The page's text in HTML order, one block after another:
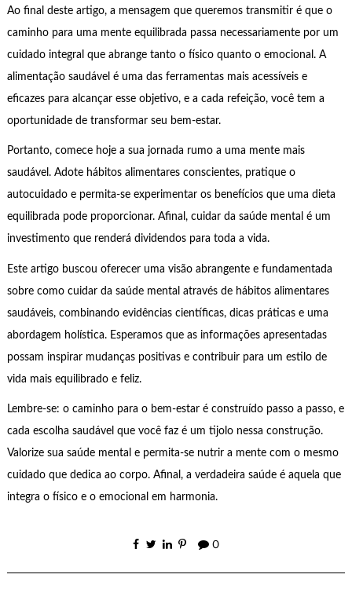
Ao final deste artigo, a mensagem que queremos transmitir é que o
caminho para uma mente equilibrada passa necessariamente por um
cuidado integral que abrange tanto o físico quanto o emocional. A
alimentação saudável é uma das ferramentas mais acessíveis e
eficazes para alcançar esse objetivo, e a cada refeição, você tem a
oportunidade de transformar seu bem-estar.
Portanto, comece hoje a sua jornada rumo a uma mente mais
saudável. Adote hábitos alimentares conscientes, pratique o
autocuidado e permita-se experimentar os benefícios que uma dieta
equilibrada pode proporcionar. Afinal, cuidar da saúde mental é um
investimento que renderá dividendos para toda a vida.
Este artigo buscou oferecer uma visão abrangente e fundamentada
sobre como cuidar da saúde mental através de hábitos alimentares
saudáveis, combinando evidências científicas, dicas práticas e uma
abordagem holística. Esperamos que as informações apresentadas
possam inspirar mudanças positivas e contribuir para um estilo de
vida mais equilibrado e feliz.
Lembre-se: o caminho para o bem-estar é construído passo a passo, e
cada escolha saudável que você faz é um tijolo nessa construção.
Valorize sua saúde mental e permita-se nutrir a mente com o mesmo
cuidado que dedica ao corpo. Afinal, a verdadeira saúde é aquela que
integra o físico e o emocional em harmonia.
0